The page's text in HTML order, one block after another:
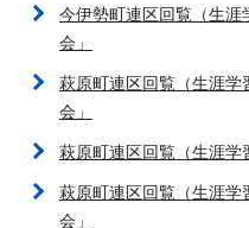
今伊勢町連区回覧（生涯
会」
萩原町連区回覧（生涯
会」
萩原町連区回覧（生涯学
萩原町連区回覧（生涯
会」